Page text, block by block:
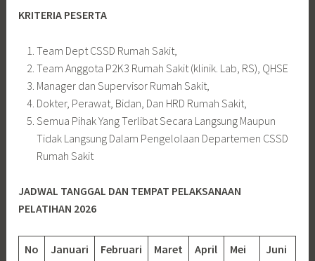
KRITERIA PESERTA
Team Dept CSSD Rumah Sakit,
Team Anggota P2K3 Rumah Sakit (klinik. Lab, RS), QHSE
Manager dan Supervisor Rumah Sakit,
Dokter, Perawat, Bidan, Dan HRD Rumah Sakit,
Semua Pihak Yang Terlibat Secara Langsung Maupun
Tidak Langsung Dalam Pengelolaan Departemen CSSD
Rumah Sakit
JADWAL TANGGAL DAN TEMPAT PELAKSANAAN
PELATIHAN 2026
No Januari Februari Maret April Mei
Juni